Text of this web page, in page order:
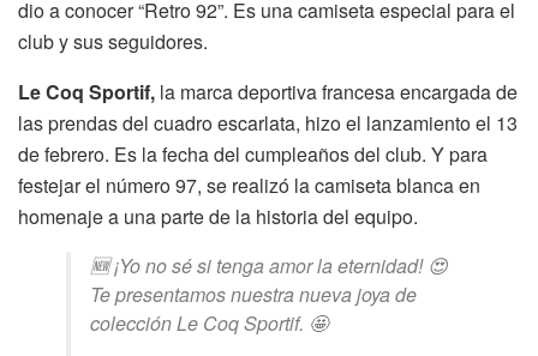
dio a conocer “Retro 92”. Es una camiseta especial para el
club y sus seguidores.
Le Coq Sportif, la marca deportiva francesa encargada de
las prendas del cuadro escarlata, hizo el lanzamiento el 13
de febrero. Es la fecha del cumpleaños del club. Y para
festejar el número 97, se realizó la camiseta blanca en
homenaje a una parte de la historia del equipo.
🆕 ¡Yo no sé si tenga amor la eternidad! 😍
Te presentamos nuestra nueva joya de
colección Le Coq Sportif. 🤩